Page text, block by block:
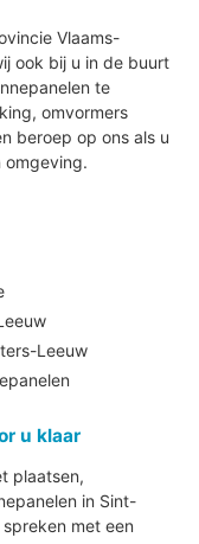
Vlaams-
ook bij u in de buurt
te
omvormers
beroep op ons als u
omgeving.
Leeuw
u klaar
plaatsen,
in Sint-
met een